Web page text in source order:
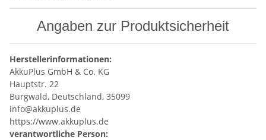
Angaben zur Produktsicherheit
Herstellerinformationen:
AkkuPlus GmbH & Co. KG
Hauptstr. 22
Burgwald, Deutschland, 35099
info@akkuplus.de
https://www.akkuplus.de
verantwortliche Person: